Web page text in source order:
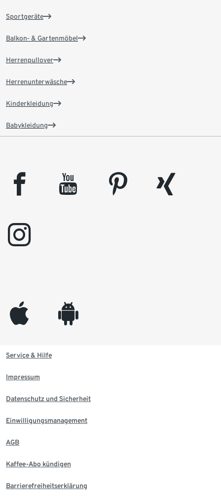
Sportgeräte
Balkon- & Gartenmöbel
Herrenpullover
Herrenunterwäsche
Kinderkleidung
Babykleidung
facebook youtube pinterest
xing
instagram
appleinc android
Service & Hilfe
Impressum
Datenschutz und Sicherheit
Einwilligungsmanagement
AGB
Kaffee-Abo kündigen
Barrierefreiheitserklärung